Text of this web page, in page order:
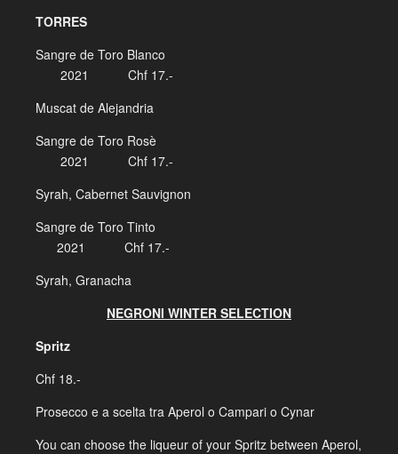
TORRES
Sangre de Toro Blanco
2021 Chf 17.-
Muscat de Alejandria
Sangre de Toro Rosè
2021 Chf 17.-
Syrah, Cabernet Sauvignon
Sangre de Toro Tinto
2021 Chf 17.-
Syrah, Granacha
NEGRONI WINTER SELECTION
Spritz
Chf 18.-
Prosecco e a scelta tra Aperol o Campari o Cynar
You can choose the liqueur of your Spritz between Aperol,